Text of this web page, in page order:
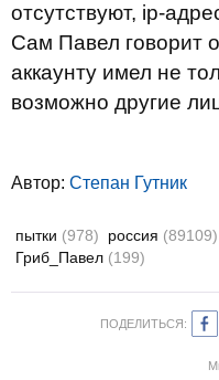
отсутствуют, ip-
Сам Павел говорит
аккаунту имел не
возможно другие
Автор: Степан Гутник
пытки (978) россия (89109)
Гриб_Павел (199)
ПОДЕЛИТЬСЯ: